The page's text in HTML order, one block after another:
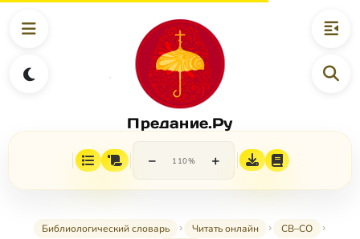
Предание.Ру
− 110% +
Библиологический словарь Читать онлайн
СВ–СО